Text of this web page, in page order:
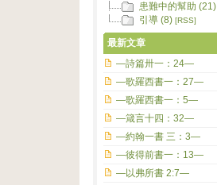
患難中的幫助 (21)
引導 (8) [RSS]
最新文章
—詩篇卅一：24—
—歌羅西書一：27—
—歌羅西書一：5—
—箴言十四：32—
—約翰一書 三：3—
—彼得前書一：13—
—以弗所書 2:7—